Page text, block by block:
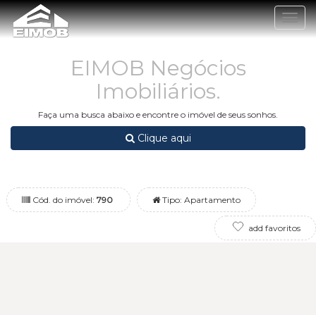
EIMOB Negócios
Imobiliários.
Faça uma busca abaixo e encontre o imóvel de seus sonhos.
Clique aqui
Cód. do imóvel: 790 Tipo: Apartamento
add favoritos